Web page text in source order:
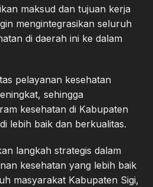
maksud dan tujuan kerja
mengintegrasikan seluruh
di daerah ini ke dalam
pelayanan kesehatan
sehingga
kesehatan di Kabupaten
lebih baik dan berkualitas.
langkah strategis dalam
kesehatan yang lebih baik
masyarakat Kabupaten Sigi,